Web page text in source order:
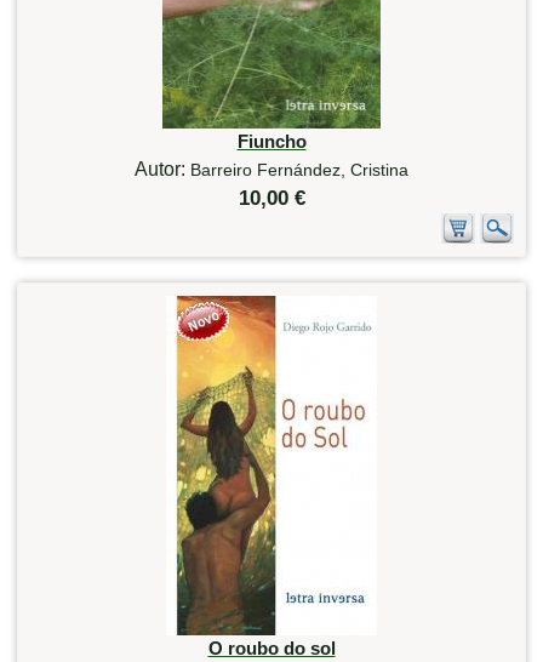
Fiuncho
Autor: Barreiro Fernández, Cristina
10,00 €
O roubo do sol